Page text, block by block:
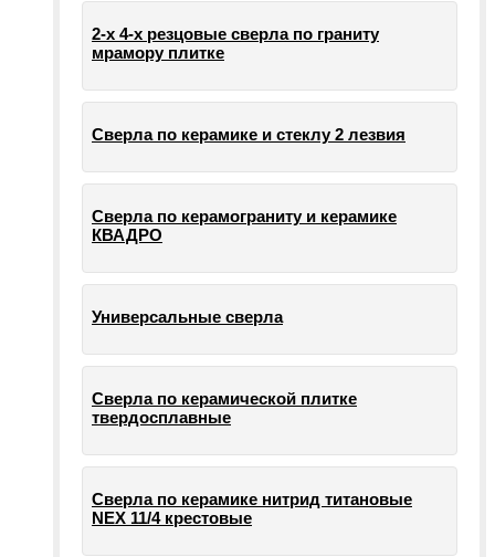
2-х 4-х резцовые сверла по граниту
мрамору плитке
Сверла по керамике и стеклу 2 лезвия
Сверла по керамограниту и керамике
КВАДРО
Универсальные сверла
Сверла по керамической плитке
твердосплавные
Сверла по керамике нитрид титановые
NEX 11/4 крестовые